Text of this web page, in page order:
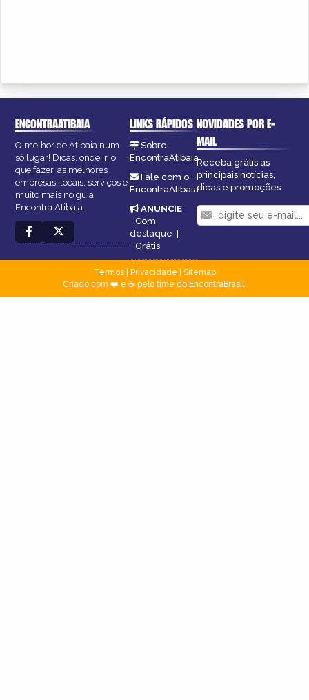
ENCONTRAATIBAIA
O melhor de Atibaia num
só lugar! Dicas, onde ir, o
que fazer, as melhores
empresas, locais, serviços e
muito mais no guia
Encontra Atibaia.
LINKS RÁPIDOS
Sobre
EncontraAtibaia
Fale com o
EncontraAtibaia
ANUNCIE:
Com
destaque |
Grátis
NOVIDADES POR E-
MAIL
Receba grátis as
principais notícias,
dicas e promoções
Termos| Privacidade
Sitemap
Criado com ❤️ e ☕ pelo time do EncontraBrasil